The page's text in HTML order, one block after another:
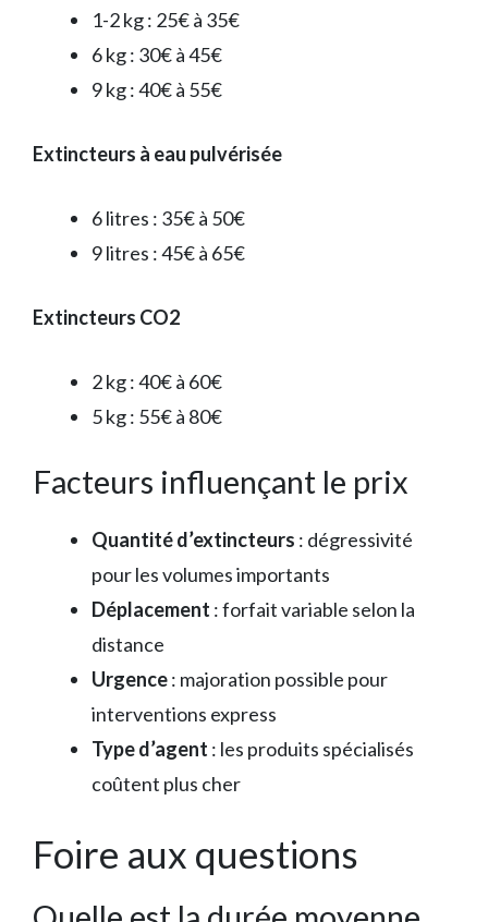
1-2 kg : 25€ à 35€
6 kg : 30€ à 45€
9 kg : 40€ à 55€
Extincteurs à eau pulvérisée
6 litres : 35€ à 50€
9 litres : 45€ à 65€
Extincteurs CO2
2 kg : 40€ à 60€
5 kg : 55€ à 80€
Facteurs influençant le prix
Quantité d’extincteurs : dégressivité
pour les volumes importants
Déplacement : forfait variable selon la
distance
Urgence: majoration possible pour
interventions express
Type d’agent : les produits spécialisés
coûtent plus cher
Foire aux questions